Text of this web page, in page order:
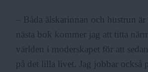
– Båda älskarinnan och hustrun
nästa bok kommer jag att titta
världen i moderskapet för att
på det lilla livet. Jag jobbar också